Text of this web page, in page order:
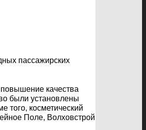
пассажирских
качества
были установлены
того, косметический
Поле, Волховстрой